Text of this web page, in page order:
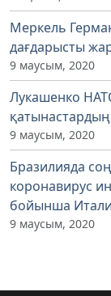
Меркель
дағдарысты
9 маусым, 2020
Лукашенко
9 маусым, 2020
Бразилияда
коронавирус
бойынша
9 маусым, 2020